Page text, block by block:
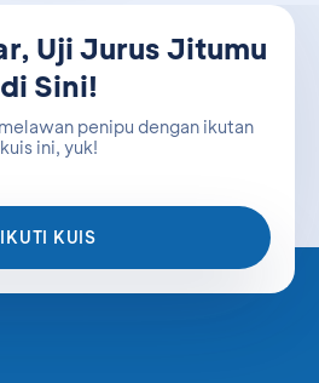
Uji Jurus Jitumu
di Sini!
penipu dengan ikutan
kuis ini, yuk!
IKUTI KUIS